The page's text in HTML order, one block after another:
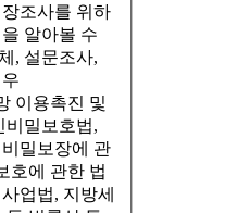
조사를 위하
알아볼 수
, 설문조사,
이용촉진 및
비밀보호법,
밀보장에 관
호에 관한 법
업법, 지방세